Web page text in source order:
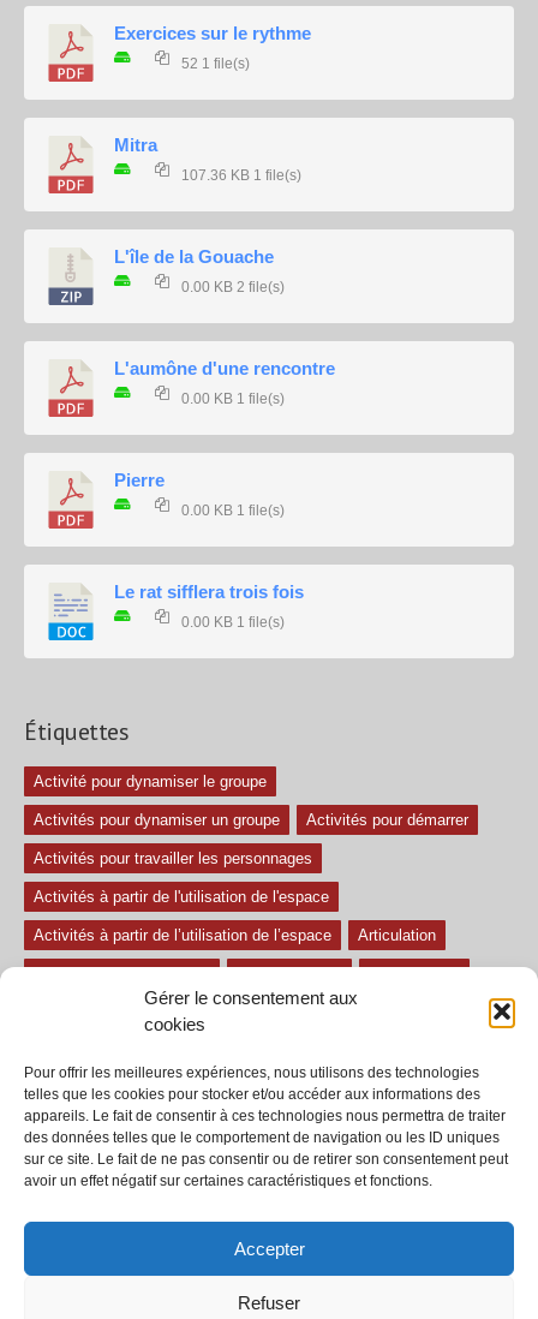
Gérer le consentement aux
cookies
Pour offrir les meilleures expériences, nous utilisons des technologies
telles que les cookies pour stocker et/ou accéder aux informations des
appareils. Le fait de consentir à ces technologies nous permettra de traiter
des données telles que le comportement de navigation ou les ID uniques
sur ce site. Le fait de ne pas consentir ou de retirer son consentement peut
avoir un effet négatif sur certaines caractéristiques et fonctions.
Accepter
Refuser
Exercices sur le rythme
52 1 file(s)
Mitra
107.36 KB 1 file(s)
L'île de la Gouache
0.00 KB 2 file(s)
L'aumône d'une rencontre
0.00 KB 1 file(s)
Pierre
0.00 KB 1 file(s)
Le rat sifflera trois fois
0.00 KB 1 file(s)
Étiquettes
Activité pour dynamiser le groupe
Activités pour dynamiser un groupe Activités pour démarrer
Activités pour travailler les personnages
Activités à partir de l'utilisation de l'espace
Activités à partir de l’utilisation de l’espace Articulation
Exercices difficiles
Le regard et la voix Pièce pour enfant Sans paroles
Secondaire séances tous les exercices
Tous les exercices de théâtre